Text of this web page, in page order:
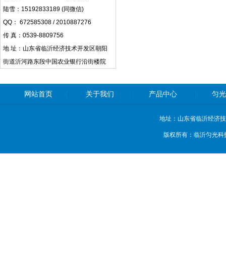
陆雪：15192833189 (同微信)
QQ： 672585308 / 2010887276
传 真：0539-8809756
地 址：山东省临沂经济技术开发区朝阳
街道沂河路东段中国农业银行沿街楼院
网站首页 关于我们 产品中心 匀
地址：山东省临沂经济
版权所有：临沂匀光